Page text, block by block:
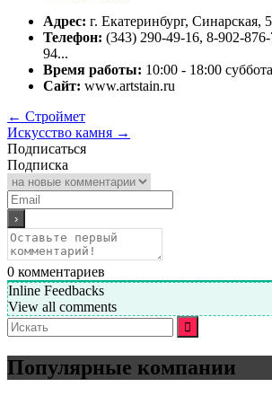
Адрес: г. Екатеринбург, Синарская,
Телефон: (343) 290-49-16, 8-902-
94...
Время работы: 10:00 - 18:00
Сайт: www.artstain.ru
← Строймет
Искусство камня →
Подписаться
Подписка
0 комментариев
Inline Feedbacks
View all comments
Искать:
Популярные компании